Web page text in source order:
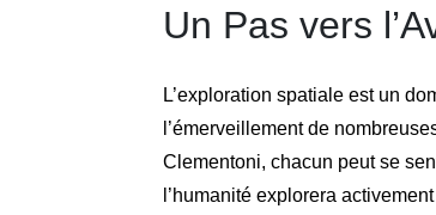
Un Pas vers
L’exploration spatiale est un
l’émerveillement de
Clementoni, chacun peut se
l’humanité explorera